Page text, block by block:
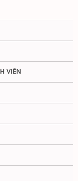
VIÊN